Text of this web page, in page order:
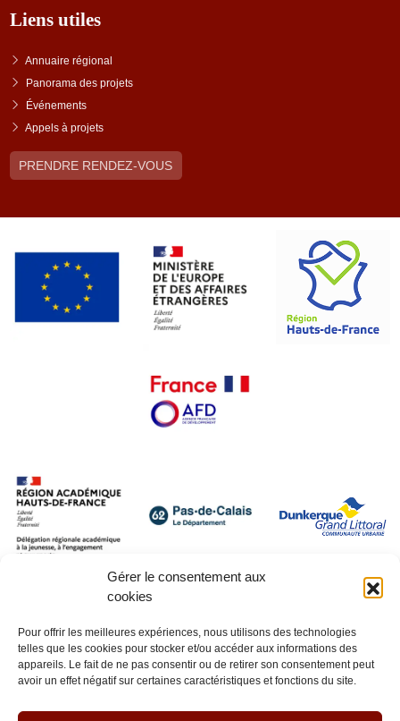
Gérer le consentement aux
cookies
Pour offrir les meilleures expériences, nous utilisons des technologies
telles que les cookies pour stocker et/ou accéder aux informations des
appareils. Le fait de ne pas consentir ou de retirer son consentement peut
avoir un effet négatif sur certaines caractéristiques et fonctions du site.
Liens utiles
Annuaire régional
Panorama des projets
Événements
Appels à projets
PRENDRE RENDEZ-VOUS